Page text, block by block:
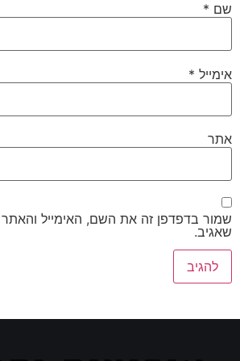
שם *
אימייל *
אתר
שמור בדפדפן זה את השם, האימייל
שאגיב.